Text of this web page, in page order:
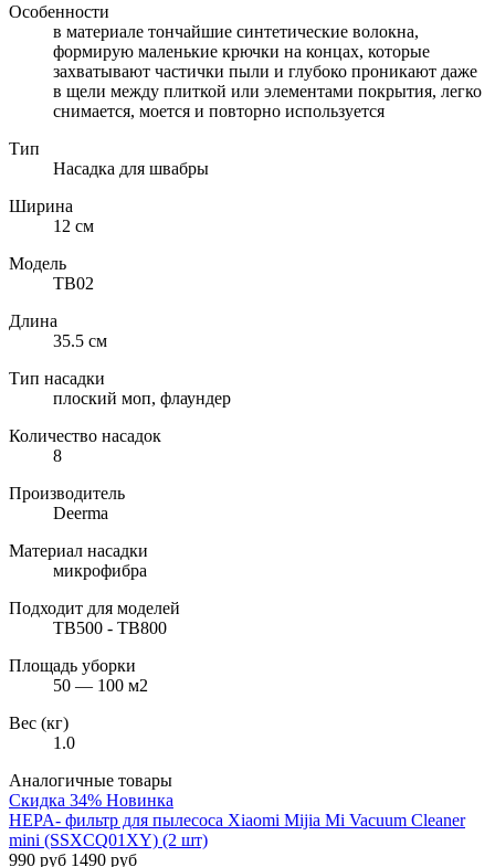
Особенности
в материале тончайшие синтетические волокна,
формирую маленькие крючки на концах, которые
захватывают частички пыли и глубоко проникают даже
в щели между плиткой или элементами покрытия, легко
снимается, моется и повторно используется
Тип
Насадка для швабры
Ширина
12 см
Модель
TB02
Длина
35.5 см
Тип насадки
плоский моп, флаундер
Количество насадок
8
Производитель
Deerma
Материал насадки
микрофибра
Подходит для моделей
TB500 - TB800
Площадь уборки
50 — 100 м2
Вес (кг)
1.0
Аналогичные товары
Скидка 34% Новинка
HEPA- фильтр для пылесоса Xiaomi Mijia Mi Vacuum Cleaner
mini (SSXCQ01XY) (2 шт)
990 руб 1490 руб